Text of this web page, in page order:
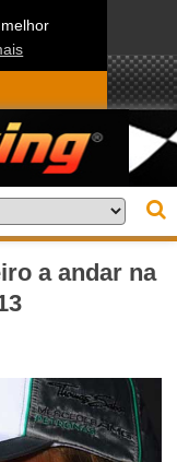
a andar na